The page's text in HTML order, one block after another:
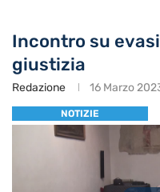
Incontro su
giustizia
Redazione 16 Marzo
NOTIZIE